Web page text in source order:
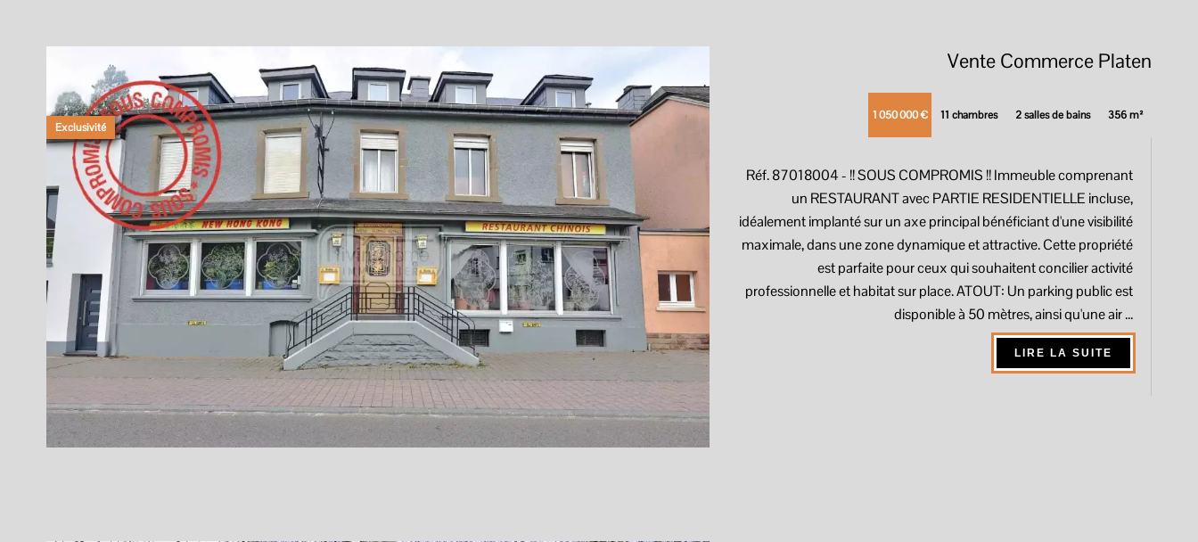
Vente Commerce Platen
1 050 000 € 11 chambres 2 salles de bains 356 m²
Réf. 87018004- !! SOUS COMPROMIS !! Immeuble comprenant
un RESTAURANT avec PARTIE RESIDENTIELLE incluse,
idéalement implanté sur un axe principal bénéficiant d'une visibilité
maximale, dans une zone dynamique et attractive. Cette propriété
est parfaite pour ceux qui souhaitent concilier activité
professionnelle et habitat sur place. ATOUT: Un parking public est
disponible à 50 mètres, ainsi qu'une air ...
LIRE LA SUITE
Exclusivité